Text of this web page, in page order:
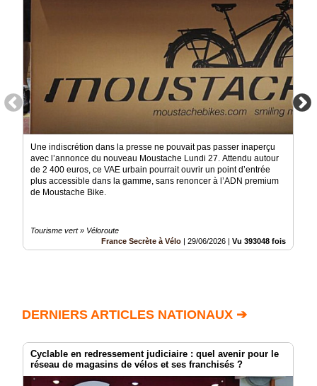
Une indiscrétion dans la presse ne pouvait pas passer inaperçu
avec l’annonce du nouveau Moustache Lundi 27. Attendu autour
de 2 400 euros, ce VAE urbain pourrait ouvrir un point d’entrée
plus accessible dans la gamme, sans renoncer à l’ADN premium
de Moustache Bike.
Tourisme vert » Véloroute
France Secrète à Vélo | 29/06/2026 | Vu 393048 fois
DERNIERS ARTICLES NATIONAUX ➔
Cyclable en redressement judiciaire : quel avenir pour le
réseau de magasins de vélos et ses franchisés ?